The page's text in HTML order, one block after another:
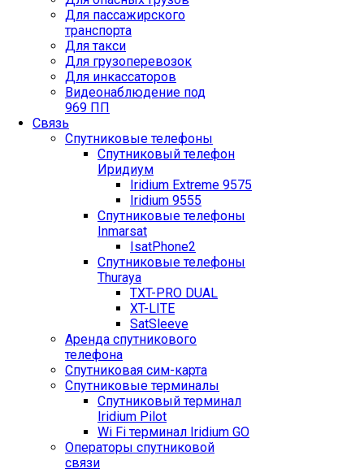
Для пассажирского
транспорта
Для такси
Для грузоперевозок
Для инкассаторов
Видеонаблюдение под
969 ПП
Связь
Спутниковые телефоны
Спутниковый телефон
Иридиум
Iridium Extreme 9575
Iridium 9555
Спутниковые телефоны
Inmarsat
IsatPhone2
Спутниковые телефоны
Thuraya
TXT-PRO DUAL
XT-LITE
SatSleeve
Аренда спутникового
телефона
Спутниковая сим-карта
Спутниковые терминалы
Спутниковый терминал
Iridium Pilot
Wi Fi терминал Iridium GO
Операторы спутниковой
связи